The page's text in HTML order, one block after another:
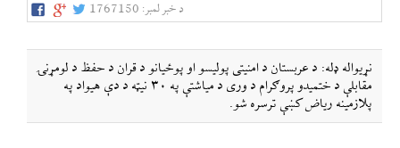
د خبر لمبر: 1767150
نړيواله ډله: د عربستان د امنيتی پوليسو او پوځيانو د قران د حفظ د لومړنۍ
مقابلې د ختميدو پروګرام د وری د مياشتې په ٣٠ نیټه د دې هيواد په
پلازمينه رياض كښې ترسره شو.